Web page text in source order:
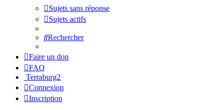
Sujets sans réponse
Sujets actifs
Rechercher
Faire un don
FAQ
Terraburg2
Connexion
Inscription